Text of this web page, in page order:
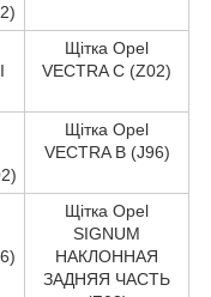
Щітка Opel
VECTRA C (Z02)
Щітка Opel
VECTRA B (J96)
Щітка Opel
SIGNUM
НАКЛОННАЯ
ЗАДНЯЯ ЧАСТЬ